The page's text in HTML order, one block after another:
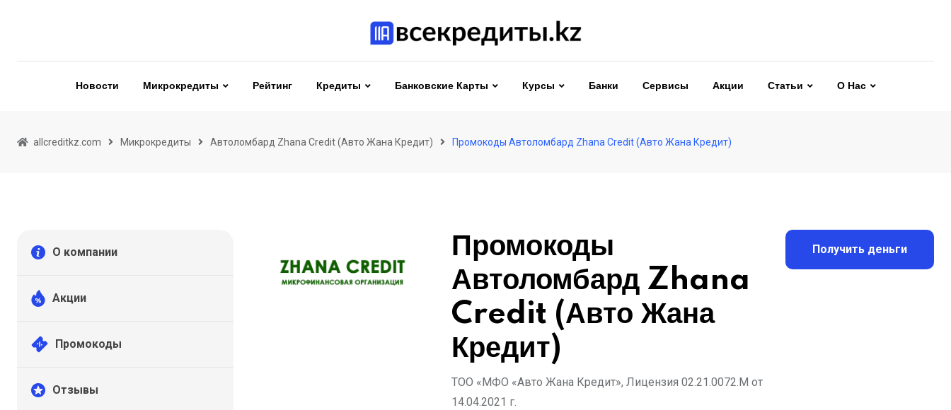
Новости Микрокредиты Рейтинг Кредиты Банковские Карты Курсы Банки Сервисы Акции Статьи О Нас
allcreditkz.com Микрокредиты Автоломбард Zhana Credit (Авто Жана Кредит) Промокоды Автоломбард Zhana Credit (Авто Жана Кредит)
О компании
Акции
Промокоды
Отзывы
Промокоды
Автоломбард Zhana
Credit (Авто Жана
Кредит)
ТОО «МФО «Авто Жана Кредит», Лицензия 02.21.0072.М от
14.04.2021 г.
Получить деньги